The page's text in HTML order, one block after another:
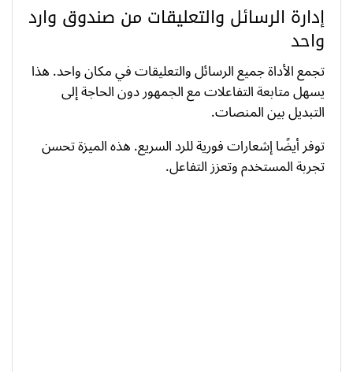
إدارة الرسائل والتعليقات من صندوق وارد
واحد
تجمع الأداة جميع الرسائل والتعليقات في مكان واحد. هذا
يسهل متابعة التفاعلات مع الجمهور دون الحاجة إلى
التبديل بين المنصات.
توفر أيضًا إشعارات فورية للرد السريع. هذه الميزة تحسن
تجربة المستخدم وتعزز التفاعل.